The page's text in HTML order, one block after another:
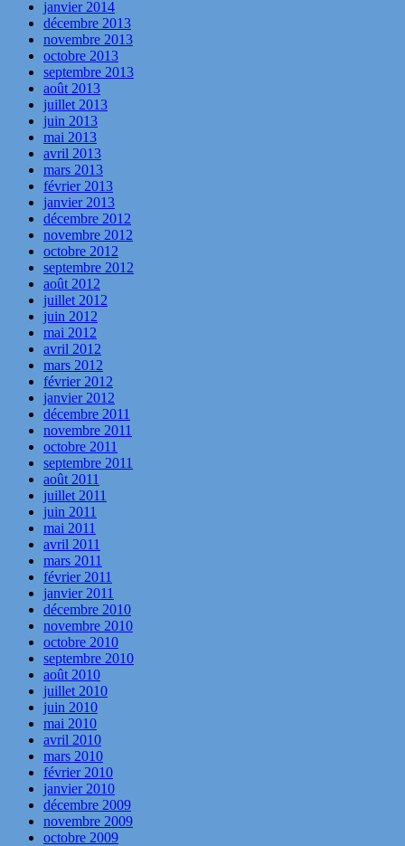
janvier 2014
décembre 2013
novembre 2013
octobre 2013
septembre 2013
août 2013
juillet 2013
juin 2013
mai 2013
avril 2013
mars 2013
février 2013
janvier 2013
décembre 2012
novembre 2012
octobre 2012
septembre 2012
août 2012
juillet 2012
juin 2012
mai 2012
avril 2012
mars 2012
février 2012
janvier 2012
décembre 2011
novembre 2011
octobre 2011
septembre 2011
août 2011
juillet 2011
juin 2011
mai 2011
avril 2011
mars 2011
février 2011
janvier 2011
décembre 2010
novembre 2010
octobre 2010
septembre 2010
août 2010
juillet 2010
juin 2010
mai 2010
avril 2010
mars 2010
février 2010
janvier 2010
décembre 2009
novembre 2009
octobre 2009